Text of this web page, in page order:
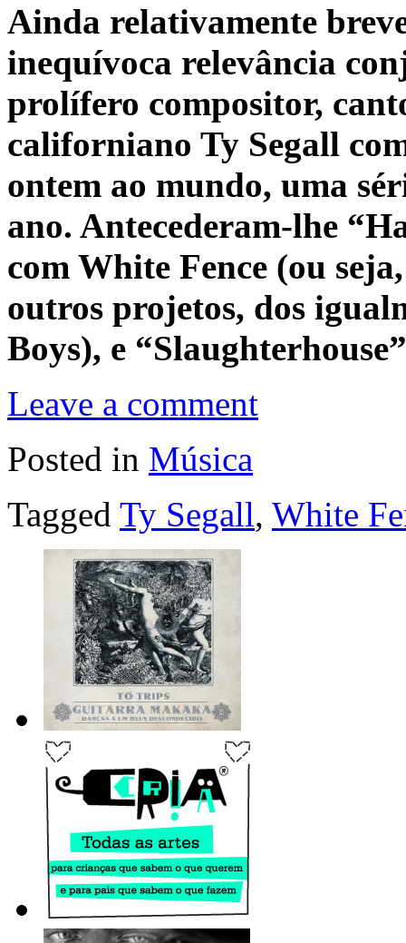
Ainda relativamente
inequívoca relevância
prolífero compositor,
californiano Ty Segall
ontem ao mundo, uma
ano. Antecederam-lhe
com White Fence (ou
outros projetos, dos
Boys), e
Leave a comment
Posted in Música
Tagged Ty Segall, White